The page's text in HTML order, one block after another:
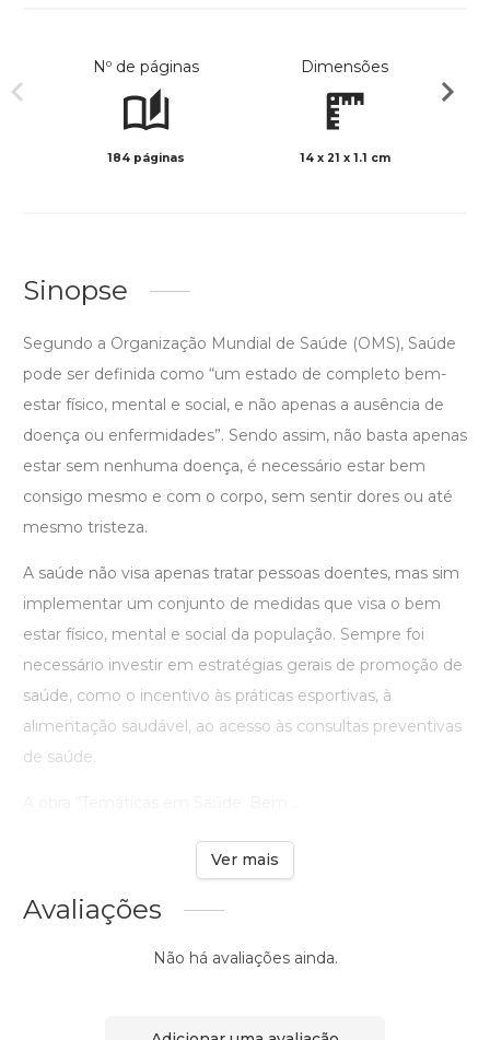
Nº de páginas
184 páginas
Dimensões
14 x 21 x 1.1 cm
Sinopse
Segundo a Organização Mundial de Saúde (OMS), Saúde
pode ser definida como “um estado de completo bem-
estar físico, mental e social, e não apenas a ausência de
doença ou enfermidades”. Sendo assim, não basta apenas
estar sem nenhuma doença, é necessário estar bem
consigo mesmo e com o corpo, sem sentir dores ou até
mesmo tristeza.
A saúde não visa apenas tratar pessoas doentes, mas sim
implementar um conjunto de medidas que visa o bem
estar físico, mental e social da população. Sempre foi
necessário investir em estratégias gerais de promoção de
saúde, como o incentivo às práticas esportivas, à
alimentação saudável, ao acesso às consultas preventivas
de saúde.
Ver mais
Avaliações
Não há avaliações ainda.